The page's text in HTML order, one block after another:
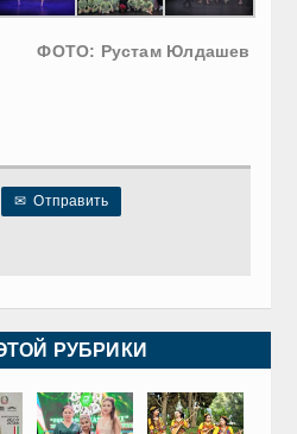
ФОТО: Рустам Юлдашев
✉ Отправить
РУБРИКИ